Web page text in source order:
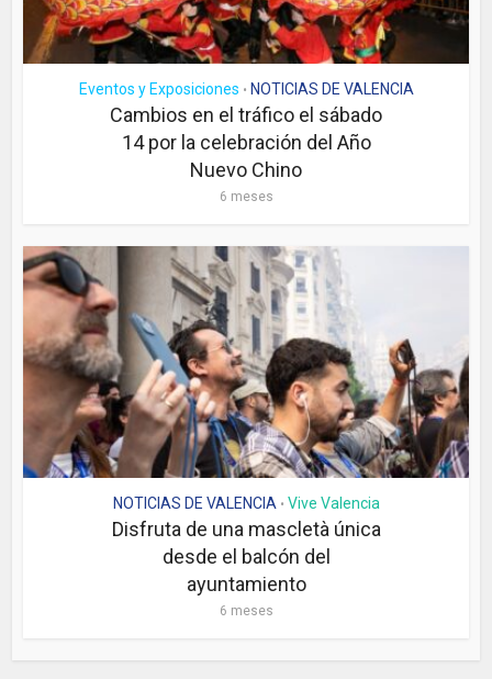
Eventos y Exposiciones • NOTICIAS DE VALENCIA
Cambios en el tráfico el sábado
14 por la celebración del Año
Nuevo Chino
6 meses
NOTICIAS DE VALENCIA • Vive Valencia
Disfruta de una mascletà única
desde el balcón del
ayuntamiento
6 meses